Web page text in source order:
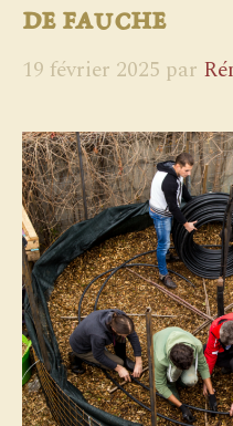
de fauche
19 février 2025 par